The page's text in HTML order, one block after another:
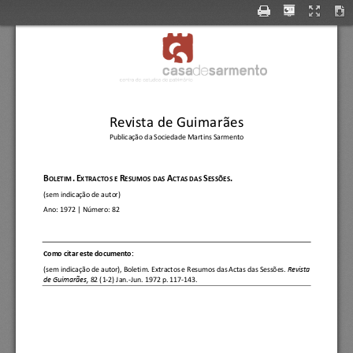
Revista de Guimarães
Publicação da Sociedade Martins Sarmento
B OLETIM
. EXT RACTOS E R ESUMOS DAS
A CTAS DAS
S ESSÕES
(sem indicação de autor)
Ano: 1972 | Número: 82
(sem indicação de autor)
Boletim. Ext ractos e Resumos das Actas das Sessões.
de Guimarães, 82 (1- 2) Jan.- Jun. 1972 p. 117
-143.